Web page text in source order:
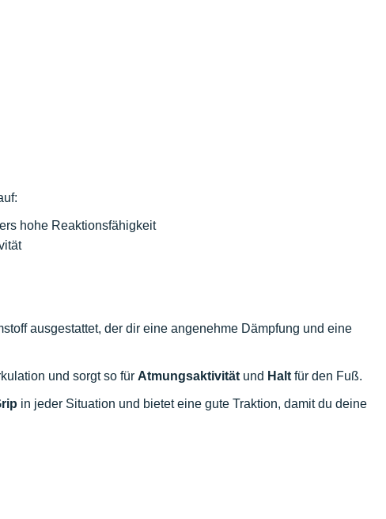
hohe Reaktionsfähigkeit
ausgestattet, der dir eine angenehme Dämpfung und eine
und sorgt so für Atmungsaktivität und Halt für den Fuß.
in jeder Situation und bietet eine gute Traktion, damit du deine